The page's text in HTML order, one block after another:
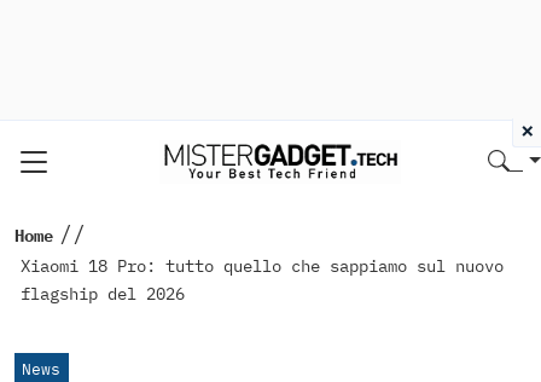
Home //
Xiaomi 18 Pro: tutto quello che sappiamo sul nuovo
flagship del 2026
News
×